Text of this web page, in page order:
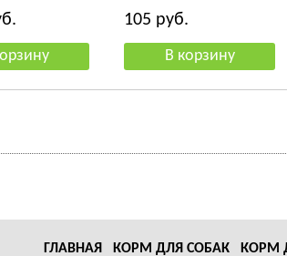
105 руб.
ГЛАВНАЯ КОРМ ДЛЯ СОБАК КОРМ